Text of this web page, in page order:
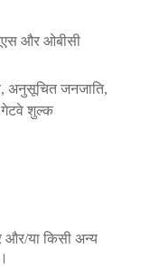
और ओबीसी
अनुसूचित जनजाति,
गेटवे शुल्क
और/या किसी अन्य